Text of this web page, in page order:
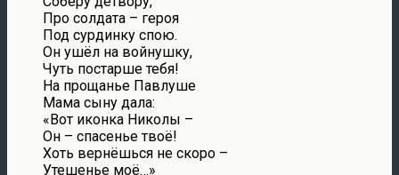
Про солдата – героя
Под сурдинку спою.
Он ушёл на войнушку,
Чуть постарше тебя!
На прощанье Павлуше
Мама сыну дала:
«Вот иконка Николы –
Он – спасенье твоё!
Хоть вернёшься не скоро –
Утешенье моё…»